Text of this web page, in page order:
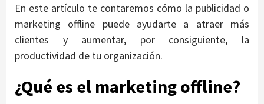
En este artículo te contaremos cómo la publicidad o
marketing offline puede ayudarte a atraer más
clientes y aumentar, por consiguiente, la
productividad de tu organización.
¿Qué es el marketing offline?